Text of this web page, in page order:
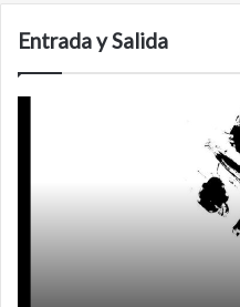
Entrada y Salida